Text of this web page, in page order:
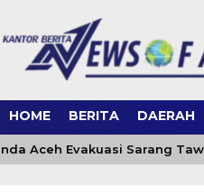
HOME BERITA DAERAH
Aceh Evakuasi Sarang